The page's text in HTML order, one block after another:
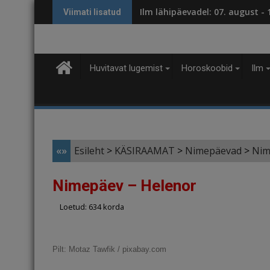
to
Viimati lisatud Ilm lähipäevadel: 07. august -
Huvitavat lugemist Horoskoobid Ilm
«» Esileht > KÄSIRAAMAT > Nimepäevad >
Nimepäev – Helenor
Loetud: 634 korda
Pilt: Motaz Tawfik / pixabay.com